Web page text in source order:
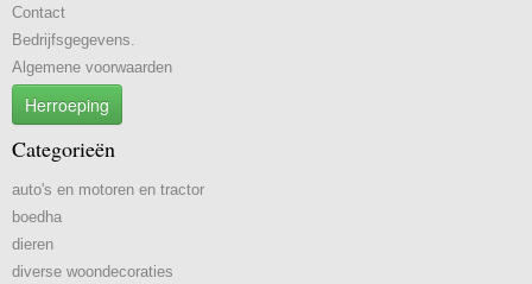
Contact
Bedrijfsgegevens.
Algemene voorwaarden
Herroeping
Categorieën
auto's en motoren en tractor
boedha
dieren
diverse woondecoraties